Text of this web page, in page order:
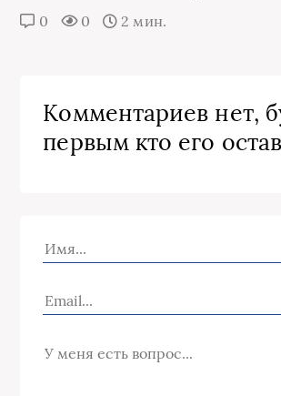
0 0 2 мин.
Комментариев нет,
первым кто его